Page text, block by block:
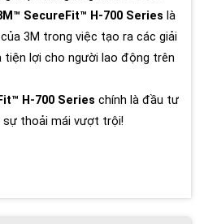
SecureFit™ H-700 Series là
3M trong việc tạo ra các giải
tiện lợi cho người lao động trên
H-700 Series chính là đầu tư
sự thoải mái vượt trội!